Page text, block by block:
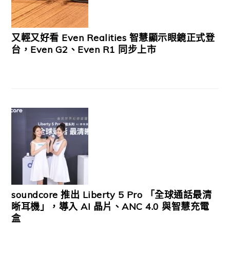
又輕又好看 Even Realities 智慧顯示眼鏡正式登
台，Even G2、Even R1 同步上市
soundcore 推出 Liberty 5 Pro 「全球通話最清
晰耳機」，導入 AI 晶片、ANC 4.0 與智慧充電
盒